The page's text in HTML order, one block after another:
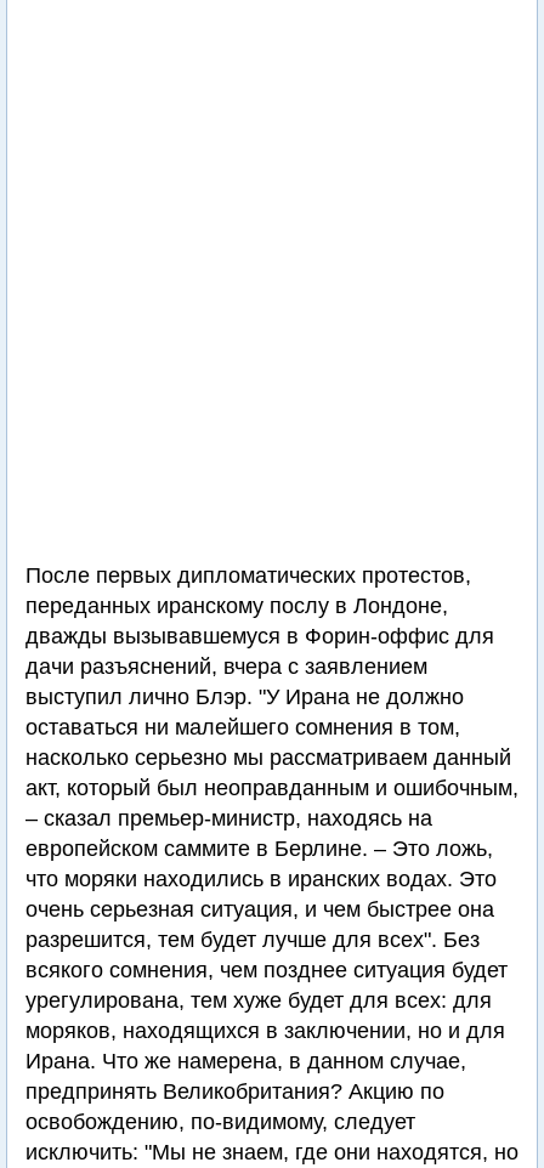
После первых дипломатических протестов,
переданных иранскому послу в Лондоне,
дважды вызывавшемуся в Форин-оффис для
дачи разъяснений, вчера с заявлением
выступил лично Блэр. "У Ирана не должно
оставаться ни малейшего сомнения в том,
насколько серьезно мы рассматриваем данный
акт, который был неоправданным и ошибочным,
– сказал премьер-министр, находясь на
европейском саммите в Берлине. – Это ложь,
что моряки находились в иранских водах. Это
очень серьезная ситуация, и чем быстрее она
разрешится, тем будет лучше для всех". Без
всякого сомнения, чем позднее ситуация будет
урегулирована, тем хуже будет для всех: для
моряков, находящихся в заключении, но и для
Ирана. Что же намерена, в данном случае,
предпринять Великобритания? Акцию по
освобождению, по-видимому, следует
исключить: "Мы не знаем, где они находятся, но